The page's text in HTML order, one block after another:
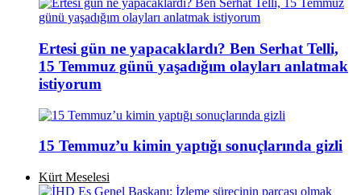
Ertesi gün ne yapacaklardı? Ben Serhat Telli,
15 Temmuz günü yaşadığım olayları anlatmak
istiyorum
15 Temmuz’u kimin yaptığı sonuçlarında gizli
Kürt Meselesi